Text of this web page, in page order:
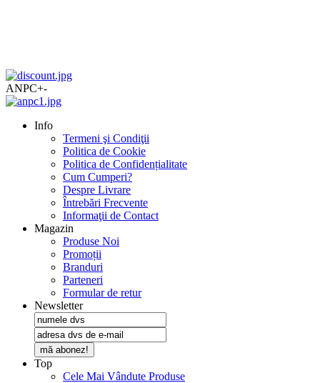
ANPC+-
Info
Termeni şi Condiţii
Politica de Cookie
Politica de Confidențialitate
Cum Cumperi?
Despre Livrare
Întrebări Frecvente
Informaţii de Contact
Magazin
Produse Noi
Promoții
Branduri
Parteneri
Formular de retur
Newsletter
mă abonez!
Top
Cele Mai Vândute Produse